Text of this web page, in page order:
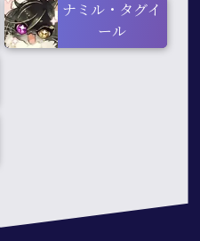
ナミル・タグイ
ール